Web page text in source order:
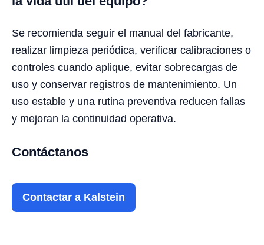
Se recomienda seguir el manual del fabricante,
realizar limpieza periódica, verificar calibraciones o
controles cuando aplique, evitar sobrecargas de
uso y conservar registros de mantenimiento. Un
uso estable y una rutina preventiva reducen fallas
y mejoran la continuidad operativa.
Contáctanos
Contactar a Kalstein